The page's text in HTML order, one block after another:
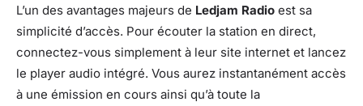
L’un des avantages majeurs de Ledjam Radio est sa
simplicité d’accès. Pour écouter la station en direct,
connectez-vous simplement à leur site internet et lancez
le player audio intégré. Vous aurez instantanément accès
à une émission en cours ainsi qu’à toute la